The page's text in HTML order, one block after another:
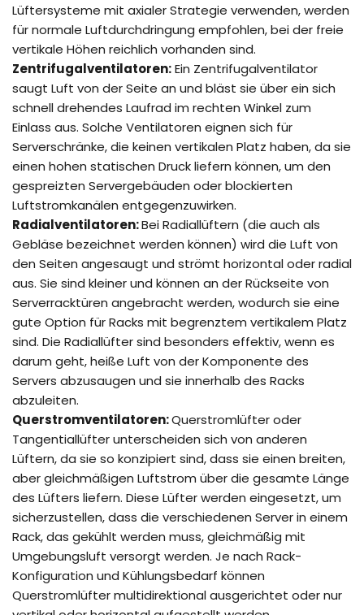
Lüftersysteme mit axialer Strategie verwenden, werden
für normale Luftdurchdringung empfohlen, bei der freie
vertikale Höhen reichlich vorhanden sind.
Zentrifugalventilatoren:Ein Zentrifugalventilator
saugt Luft von der Seite an und bläst sie über ein sich
schnell drehendes Laufrad im rechten Winkel zum
Einlass aus. Solche Ventilatoren eignen sich für
Serverschränke, die keinen vertikalen Platz haben, da sie
einen hohen statischen Druck liefern können, um den
gespreizten Servergebäuden oder blockierten
Luftstromkanälen entgegenzuwirken.
Radialventilatoren:Bei Radiallüftern (die auch als
Gebläse bezeichnet werden können) wird die Luft von
den Seiten angesaugt und strömt horizontal oder radial
aus. Sie sind kleiner und können an der Rückseite von
Serverracktüren angebracht werden, wodurch sie eine
gute Option für Racks mit begrenztem vertikalem Platz
sind. Die Radiallüfter sind besonders effektiv, wenn es
darum geht, heiße Luft von der Komponente des
Servers abzusaugen und sie innerhalb des Racks
abzuleiten.
Querstromventilatoren:Querstromlüfter oder
Tangentiallüfter unterscheiden sich von anderen
Lüftern, da sie so konzipiert sind, dass sie einen breiten,
aber gleichmäßigen Luftstrom über die gesamte Länge
des Lüfters liefern. Diese Lüfter werden eingesetzt, um
sicherzustellen, dass die verschiedenen Server in einem
Rack, das gekühlt werden muss, gleichmäßig mit
Umgebungsluft versorgt werden. Je nach Rack-
Konfiguration und Kühlungsbedarf können
Querstromlüfter multidirektional ausgerichtet oder nur